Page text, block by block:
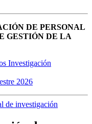
DE PERSONAL
GESTIÓN DE LA
Investigación
2026
de investigación